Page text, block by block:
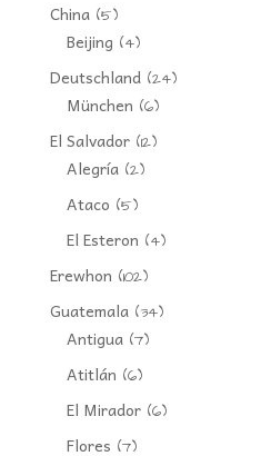
China(5)
Beijing (4)
Deutschland(24)
München (6)
El Salvador(12)
Alegría(2)
Ataco (5)
El Esteron (4)
Erewhon (102)
Guatemala(34)
Antigua(7)
Atitlán (6)
El Mirador(6)
Flores (7)